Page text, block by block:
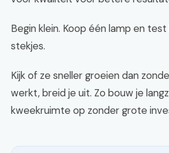
Begin klein. Koop één lamp en
stekjes.
Kijk of ze sneller groeien dan
werkt, breid je uit. Zo bouw je
kweekruimte op zonder grote